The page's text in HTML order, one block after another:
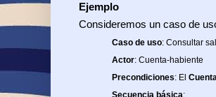
Ejemplo
Consideremos un caso de
Caso de uso: Consultar
Actor: Cuenta-habiente
Precondiciones: El